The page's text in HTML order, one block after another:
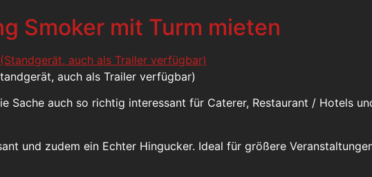
Smoker mit Turm mieten
auch als Trailer verfügbar)
Sache auch so richtig interessant für Caterer, Restaurant / Hotels
und zudem ein Echter Hingucker. Ideal für größere